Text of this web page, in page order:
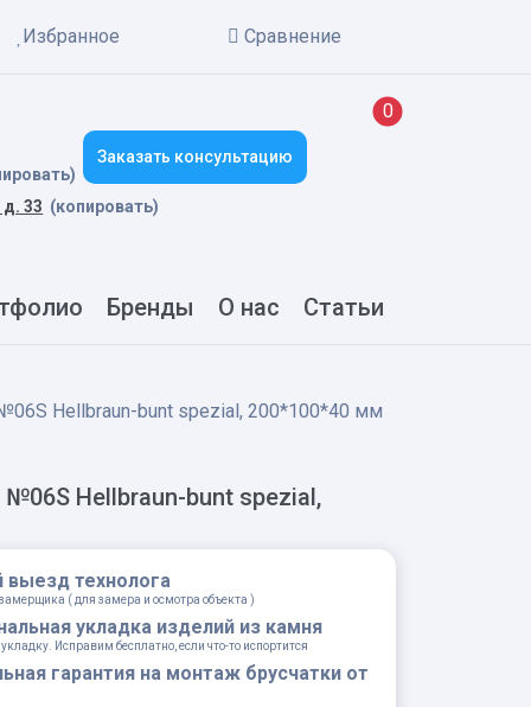
Избранное Сравнение
Заказать консультацию
33 (копировать)
0New alerts
Бренды О нас Статьи
Hellbraun-bunt spezial, 200*100*40 мм
№06S Hellbraun-bunt spezial,
выезд технолога
( для замера и осмотра объекта )
укладка изделий из камня
Исправим бесплатно, если что-то испортится
гарантия на монтаж брусчатки от